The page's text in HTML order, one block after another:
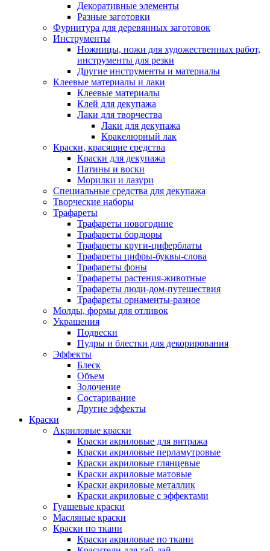
Декоративные элементы
Разные заготовки
Фурнитура для деревянных заготовок
Инструменты
Ножницы, ножи для художественных работ,
инструменты для резки
Другие инструменты и материалы
Клеевые материалы и лаки
Клеевые материалы
Клей для декупажа
Лаки для творчества
Лаки для декупажа
Кракелюрный лак
Краски, красящие средства
Краски для декупажа
Патины и воски
Морилки и лазури
Специальные средства для декупажа
Творческие наборы
Трафареты
Трафареты новогодние
Трафареты бордюры
Трафареты круги-циферблаты
Трафареты цифры-буквы-слова
Трафареты фоны
Трафареты растения-животные
Трафареты люди-дом-путешествия
Трафареты орнаменты-разное
Молды, формы для отливок
Украшения
Подвески
Пудры и блестки для декорирования
Эффекты
Блеск
Объем
Золочение
Состаривание
Другие эффекты
Краски
Акриловые краски
Краски акриловые для витража
Краски акриловые перламутровые
Краски акриловые глянцевые
Краски акриловые матовые
Краски акриловые металлик
Краски акриловые с эффектами
Гуашевые краски
Масляные краски
Краски по ткани
Краски акриловые по ткани